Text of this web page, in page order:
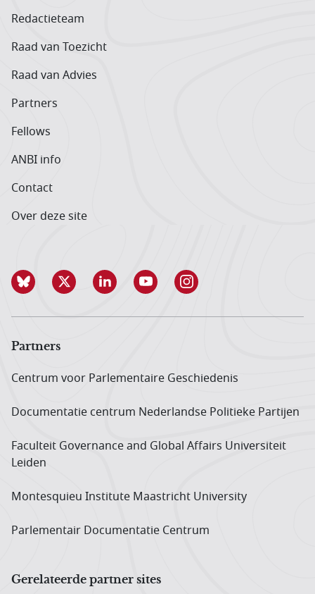
Redactieteam
Raad van Toezicht
Raad van Advies
Partners
Fellows
ANBI info
Contact
Over deze site
Partners
Centrum voor Parlementaire Geschiedenis
Documentatie centrum Neder­landse Politieke Partijen
Faculteit Governance and Global Affairs Universiteit
Leiden
Montesquieu Institute Maastricht University
Parlementair Documentatie Centrum
Gerelateerde partner sites